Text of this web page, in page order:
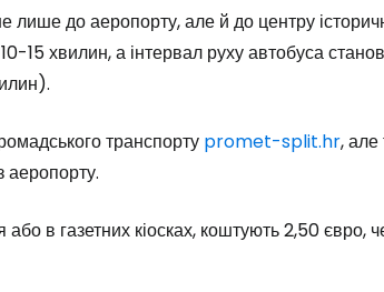
лише до аеропорту, але й до центру
15 хвилин, а інтервал руху автобуса
транспорту promet-split.hr,
аеропорту.
або в газетних кіосках, коштують 2,50 євро,